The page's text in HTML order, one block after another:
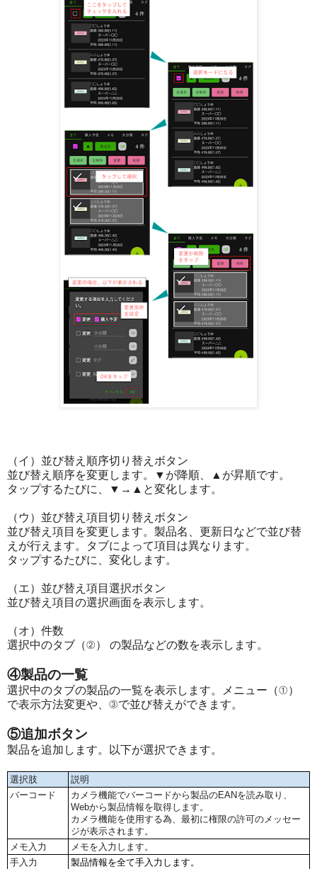
（イ）並び替え順序切り替えボタン
並び替え順序を変更します。▼が降順、▲が昇順です。
タップするたびに、▼→▲と変化します。
（ウ）並び替え項目切り替えボタン
並び替え項目を変更します。製品名、更新日などで並び替
えが行えます。タブによって項目は異なります。
タップするたびに、変化します。
（エ）並び替え項目選択ボタン
並び替え項目の選択画面を表示します。
（オ）件数
選択中のタブ（②） の製品などの数を表示します。
④製品の一覧
選択中のタブの製品の一覧を表示します。メニュー（①）
で表示方法変更や、③で並び替えができます。
⑤追加ボタン
製品を追加します。以下が選択できます。
選択肢
説明
バーコード
カメラ機能でバーコードから製品のEANを読み取り、
Webから製品情報を取得します。
カメラ機能を使用する為、最初に権限の許可のメッセー
ジが表示されます。
メモ入力
メモを入力します。
手入力
製品情報を全て手入力します。